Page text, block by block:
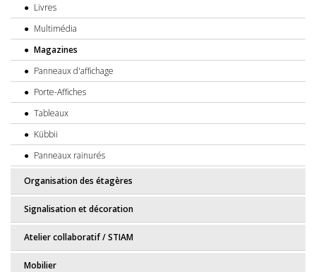
Livres
Multimédia
Magazines
Panneaux d'affichage
Porte-Affiches
Tableaux
Kübbii
Panneaux rainurés
Organisation des étagères
Signalisation et décoration
Atelier collaboratif / STIAM
Mobilier